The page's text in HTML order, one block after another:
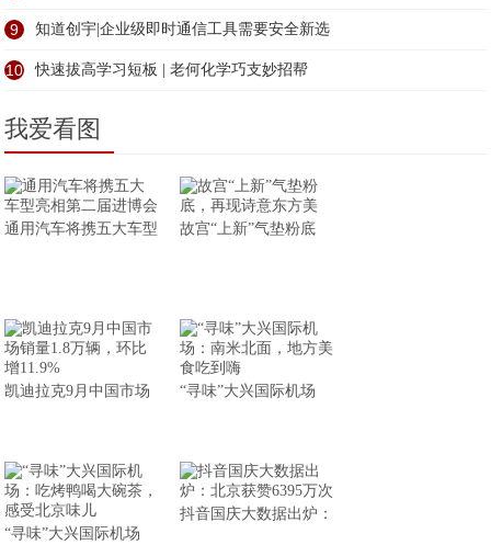
9 知道创宇|企业级即时通信工具需要安全新选
10 快速拔高学习短板 | 老何化学巧支妙招帮
我爱看图
通用汽车将携五大车型 故宫“上新”气垫粉底
凯迪拉克9月中国市场 “寻味”大兴国际机场
“寻味”大兴国际机场
抖音国庆大数据出炉：